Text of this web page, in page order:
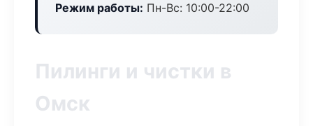
Режим работы: Пн-Вс: 10:00-22:00
Пилинги и чистки в
Омск